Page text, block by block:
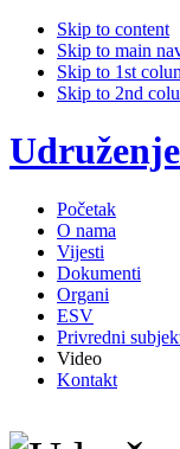
Skip to content
Skip to main
Skip to 1st
Skip to 2nd
Početak
O nama
Vijesti
Dokumenti
Organi
ESV
Privredni
Video
Kontakt